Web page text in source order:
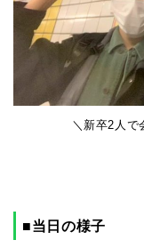
＼新卒2人で
■当日の様子